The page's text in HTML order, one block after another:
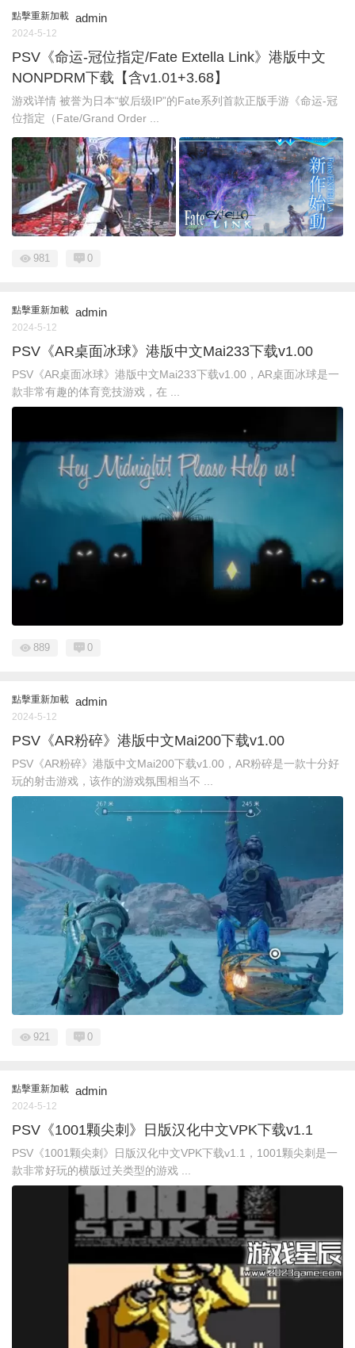
點擊重新加載 admin
2024-5-12
PSV《命运-冠位指定/Fate Extella Link》港版中文
NONPDRM下载【含v1.01+3.68】
游戏详情 被誉为日本“蚁后级IP”的Fate系列首款正版手游《命运-冠
位指定（Fate/Grand Order ...
981 0
點擊重新加載 admin
2024-5-12
PSV《AR桌面冰球》港版中文Mai233下载v1.00
PSV《AR桌面冰球》港版中文Mai233下载v1.00，AR桌面冰球是一
款非常有趣的体育竞技游戏，在 ...
889 0
點擊重新加載 admin
2024-5-12
PSV《AR粉碎》港版中文Mai200下载v1.00
PSV《AR粉碎》港版中文Mai200下载v1.00，AR粉碎是一款十分好
玩的射击游戏，该作的游戏氛围相当不 ...
921 0
點擊重新加載 admin
2024-5-12
PSV《1001颗尖刺》日版汉化中文VPK下载v1.1
PSV《1001颗尖刺》日版汉化中文VPK下载v1.1，1001颗尖刺是一
款非常好玩的横版过关类型的游戏 ...